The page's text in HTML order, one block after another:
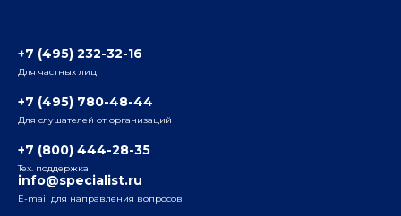
Радио
ул. Радио, д.24, корпус 1, 2-й подъезд, 2-й этаж
ул. Воронцовская, д. 35Б, корп.2, 5-й этаж
Бауманский
+7 (495) 232-32-16
Для частных лиц
+7 (495) 780-48-44
Для слушателей от организаций
+7 (800) 444-28-35
Тех. поддержка
info@specialist.ru
E-mail для направления вопросов